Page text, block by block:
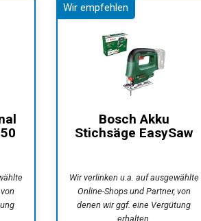
Bosch Akku
Stichsäge EasySaw
Wir verlinken u.a. auf ausgewählte
Online-Shops und Partner, von
denen wir ggf. eine Vergütung
erhalten.